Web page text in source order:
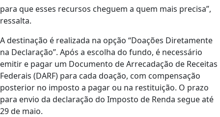
para que esses recursos cheguem a quem mais precisa”,
ressalta.
A destinação é realizada na opção “Doações Diretamente
na Declaração”. Após a escolha do fundo, é necessário
emitir e pagar um Documento de Arrecadação de Receitas
Federais (DARF) para cada doação, com compensação
posterior no imposto a pagar ou na restituição. O prazo
para envio da declaração do Imposto de Renda segue até
29 de maio.